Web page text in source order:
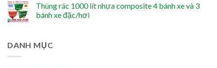
Thùng rác 1000 lít nhựa composite 4 bánh xe và 3
bánh xe đặc/hơi
DANH MỤC